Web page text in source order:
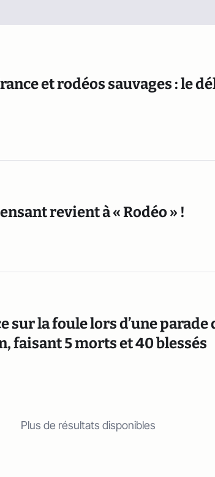
et rodéos sauvages : le
revient à « Rodéo » !
la foule lors d’une parade
faisant 5 morts et 40 blessés
Plus de résultats disponibles